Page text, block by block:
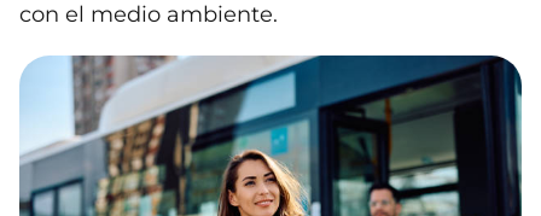
con el medio ambiente.